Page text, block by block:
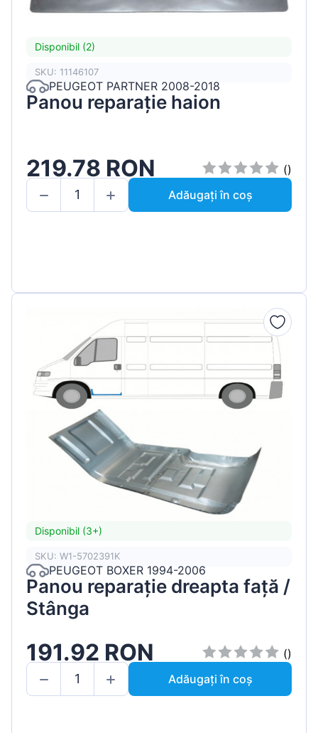
Disponibil (2)
SKU: 11146107
PEUGEOT PARTNER 2008-2018
Panou reparație haion
219.78 RON
()
Adăugați în coș
Disponibil (3+)
SKU: W1-5702391K
PEUGEOT BOXER 1994-2006
Panou reparație dreapta față /
Stânga
191.92 RON
()
Adăugați în coș